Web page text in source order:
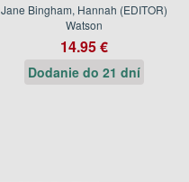
Jane Bingham, Hannah (EDITOR)
Watson
14.95 €
Dodanie do 21 dní